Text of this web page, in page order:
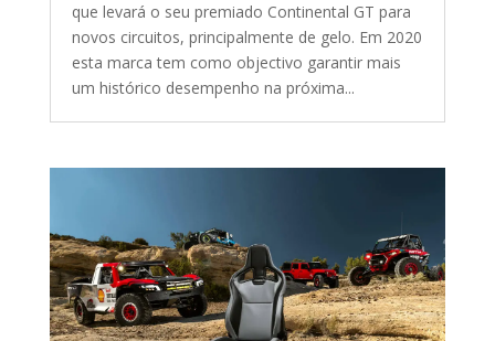
que levará o seu premiado Continental GT para
novos circuitos, principalmente de gelo. Em 2020
esta marca tem como objectivo garantir mais
um histórico desempenho na próxima...